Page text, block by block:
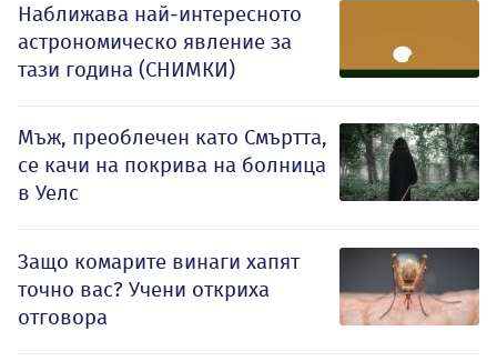
Наближава най-интересното
астрономическо явление за
тази година (СНИМКИ)
Мъж, преоблечен като Смъртта,
се качи на покрива на болница
в Уелс
Защо комарите винаги хапят
точно вас? Учени откриха
отговора